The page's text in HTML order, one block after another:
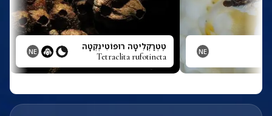
NE טֶטְרַקְלִיטָה רוּפוֹטִינְקְטָה
Tetraclita rufotincta
NE